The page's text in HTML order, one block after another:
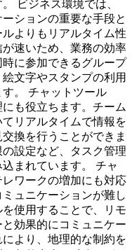
ビジネス環境では、
ションの重要な手段と
よりもリアルタイム性
速いため、業務の効率
に参加できるグループ
文字やスタンプの利用
。 チャットツール
も役立ちます。チーム
リアルタイムで情報を
換を行うことができま
設定など、タスク管理
まれています。 チャ
ワークの増加にも対応
ュニケーションが難し
使用することで、リモ
効果的にコミュニケー
より、地理的な制約を